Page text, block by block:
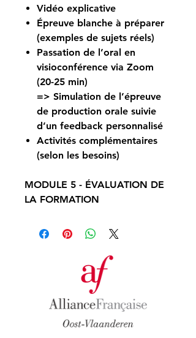
Vidéo explicative
Épreuve blanche à préparer
(exemples de sujets réels)
Passation de l’oral en
visioconférence via Zoom
(20-25 min)
=> Simulation de l’épreuve
de production orale suivie
d’un feedback personnalisé
Activités complémentaires
(selon les besoins)
MODULE 5 - ÉVALUATION DE
LA FORMATION